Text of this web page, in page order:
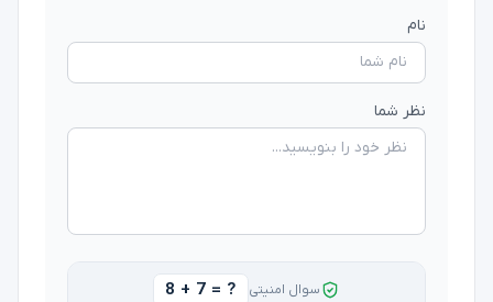
نام
نظر شما
سوال امنیتی 8 + 7 = ?